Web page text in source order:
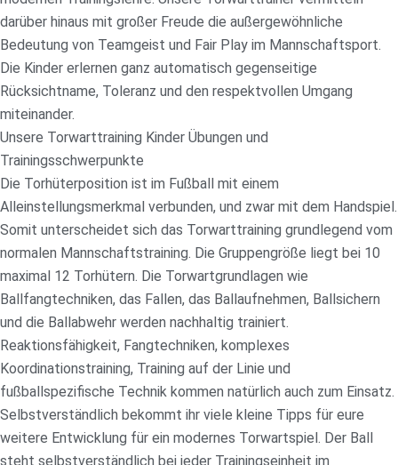
darüber hinaus mit großer Freude die außergewöhnliche
Bedeutung von Teamgeist und Fair Play im Mannschaftsport.
Die Kinder erlernen ganz automatisch gegenseitige
Rücksichtname, Toleranz und den respektvollen Umgang
miteinander.
Unsere Torwarttraining Kinder Übungen und
Trainingsschwerpunkte
Die Torhüterposition ist im Fußball mit einem
Alleinstellungsmerkmal verbunden, und zwar mit dem Handspiel.
Somit unterscheidet sich das Torwarttraining grundlegend vom
normalen Mannschaftstraining. Die Gruppengröße liegt bei 10
maximal 12 Torhütern. Die Torwartgrundlagen wie
Ballfangtechniken, das Fallen, das Ballaufnehmen, Ballsichern
und die Ballabwehr werden nachhaltig trainiert.
Reaktionsfähigkeit, Fangtechniken, komplexes
Koordinationstraining, Training auf der Linie und
fußballspezifische Technik kommen natürlich auch zum Einsatz.
Selbstverständlich bekommt ihr viele kleine Tipps für eure
weitere Entwicklung für ein modernes Torwartspiel. Der Ball
steht selbstverständlich bei jeder Trainingseinheit im